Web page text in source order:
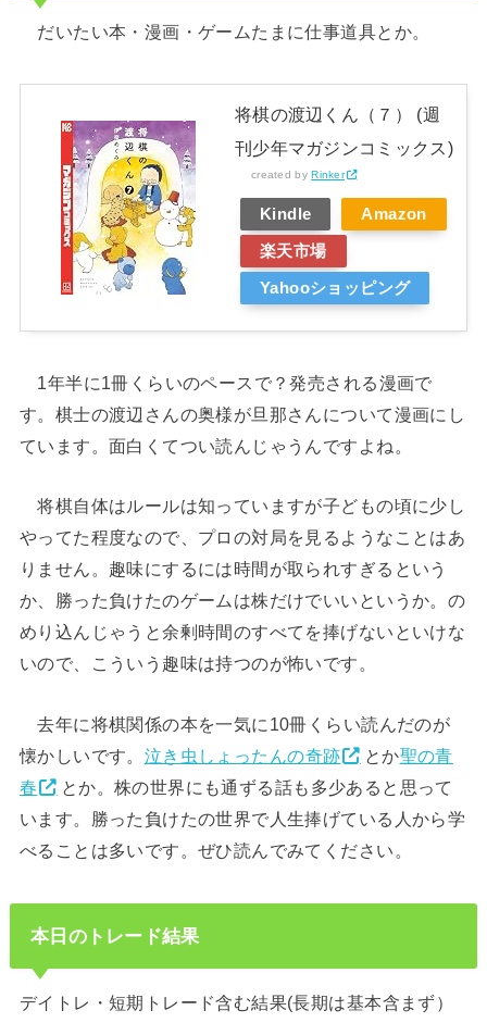
だいたい本・漫画・ゲームたまに仕事道具とか。
将棋の渡辺くん（７） (週
刊少年マガジンコミックス)
created byRinker
Kindle Amazon
楽天市場
Yahooショッピング
1年半に1冊くらいのペースで？発売される漫画で
す。棋士の渡辺さんの奥様が旦那さんについて漫画にし
ています。面白くてつい読んじゃうんですよね。
将棋自体はルールは知っていますが子どもの頃に少し
やってた程度なので、プロの対局を見るようなことはあ
りません。趣味にするには時間が取られすぎるという
か、勝った負けたのゲームは株だけでいいというか。の
めり込んじゃうと余剰時間のすべてを捧げないといけな
いので、こういう趣味は持つのが怖いです。
去年に将棋関係の本を一気に10冊くらい読んだのが
懐かしいです。 泣き虫しょったんの奇跡 とか聖の青
春
とか。株の世界にも通ずる話も多少あると思って
います。勝った負けたの世界で人生捧げている人から学
べることは多いです。ぜひ読んでみてください。
本日のトレード結果
デイトレ・短期トレード含む結果(長期は基本含まず）